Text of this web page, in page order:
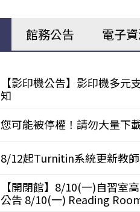
館務公告 電子
【影印機公告】影印機多元
知
您可能被停權！請勿大量下
8/12起Turnitin系統更新教
【開閉館】8/10(一)自習室
公告 8/10(一) Reading